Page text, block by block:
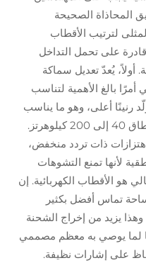
المحاذاة الصحيحة
لترتيب الأقطاب
قادرة على تحمل التداخل
أولاً، يُعدّ تعديل سماكة
بالغ الأهمية لتناسب
رنينًا أعلى، وهو ما يناسب
تمامًا التطبيقات فوق الصوتية في نطاق 40 إلى 200 كيلوهرتز.
ذات تردد منخفض،
لأنها تمنع التشوهات
هو الأقطاب الكهربائية. إن
تماس أفضل بكثير
يزيد من إخراج الشحنة
بين 15٪ إلى 30٪، وفقًا لما يوصي به معظم مصممي
على إشارات نظيفة.